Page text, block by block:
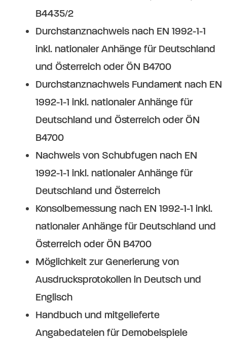
B4435/2
Durchstanznachweis nach EN 1992-1-1
inkl. nationaler Anhänge für Deutschland
und Österreich oder ÖN B4700
Durchstanznachweis Fundament nach EN
1992-1-1 inkl. nationaler Anhänge für
Deutschland und Österreich oder ÖN
B4700
Nachweis von Schubfugen nach EN
1992-1-1 inkl. nationaler Anhänge für
Deutschland und Österreich
Konsolbemessung nach EN 1992-1-1 inkl.
nationaler Anhänge für Deutschland und
Österreich oder ÖN B4700
Möglichkeit zur Generierung von
Ausdrucksprotokollen in Deutsch und
Englisch
Handbuch und mitgelieferte
Angabedateien für Demobeispiele